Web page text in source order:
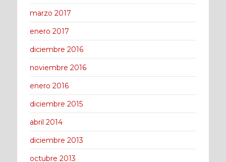
marzo 2017
enero 2017
diciembre 2016
noviembre 2016
enero 2016
diciembre 2015
abril 2014
diciembre 2013
octubre 2013